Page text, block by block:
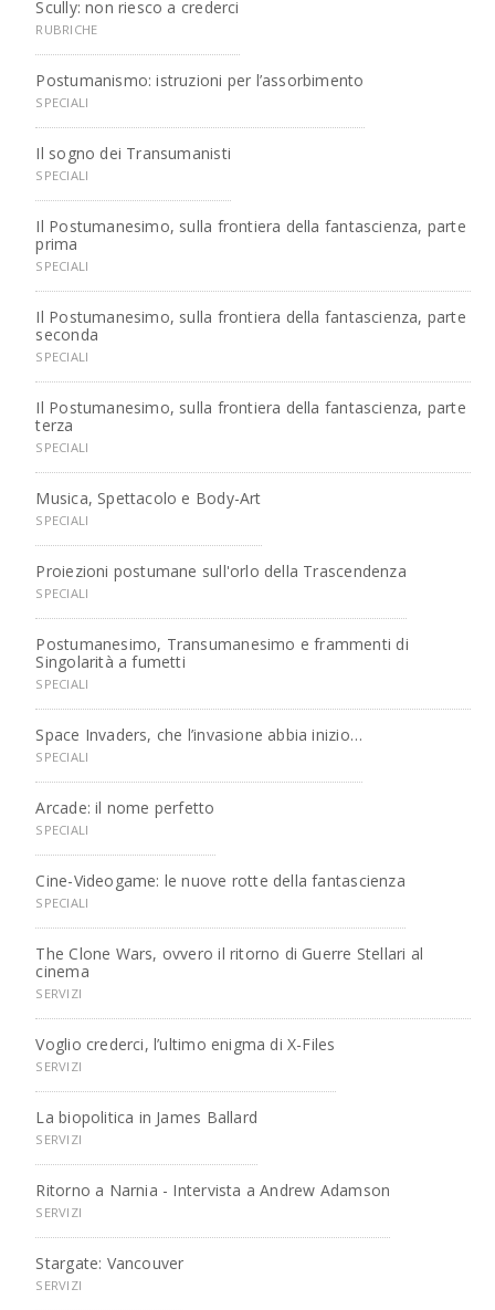
Scully: non riesco a crederci
RUBRICHE
Postumanismo: istruzioni per l’assorbimento
SPECIALI
Il sogno dei Transumanisti
SPECIALI
Il Postumanesimo, sulla frontiera della fantascienza, parte
prima
SPECIALI
Il Postumanesimo, sulla frontiera della fantascienza, parte
seconda
SPECIALI
Il Postumanesimo, sulla frontiera della fantascienza, parte
terza
SPECIALI
Musica, Spettacolo e Body-Art
SPECIALI
Proiezioni postumane sull'orlo della Trascendenza
SPECIALI
Postumanesimo, Transumanesimo e frammenti di
Singolarità a fumetti
SPECIALI
Space Invaders, che l’invasione abbia inizio…
SPECIALI
Arcade: il nome perfetto
SPECIALI
Cine-Videogame: le nuove rotte della fantascienza
SPECIALI
The Clone Wars, ovvero il ritorno di Guerre Stellari al
cinema
SERVIZI
Voglio crederci, l’ultimo enigma di X-Files
SERVIZI
La biopolitica in James Ballard
SERVIZI
Ritorno a Narnia - Intervista a Andrew Adamson
SERVIZI
Stargate: Vancouver
SERVIZI